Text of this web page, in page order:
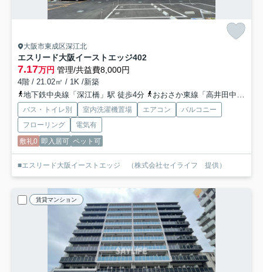
大阪市東成区深江北
エスリード大阪イーストエッジ402
7.17万円 管理/共益費8,000円
4階 / 21.02㎡ / 1K /新築
地下鉄中央線「深江橋」駅 徒歩4分
おおさか東線「高井田中央」駅 徒歩15分
バス・トイレ別 室内洗濯機置場 エアコン
バルコニー
フローリング
電気有
敷礼0 即入居可 ペット可
■エスリード大阪イーストエッジ （株式会社セイライフ 提供）
賃貸マンション